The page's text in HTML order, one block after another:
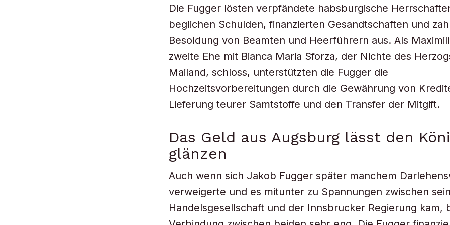
Die Fugger lösten verpfändete habsburgische
beglichen Schulden, finanzierten Gesandtschaften und
Besoldung von Beamten und Heerführern aus. Als
zweite Ehe mit Bianca Maria Sforza, der Nichte des
Mailand, schloss, unterstützten die Fugger die
Hochzeitsvorbereitungen durch die Gewährung von
Lieferung teurer Samtstoffe und den Transfer der Mitgift.
Das Geld aus Augsburg lässt den
glänzen
Auch wenn sich Jakob Fugger später manchem
verweigerte und es mitunter zu Spannungen zwischen
Handelsgesellschaft und der Innsbrucker Regierung kam,